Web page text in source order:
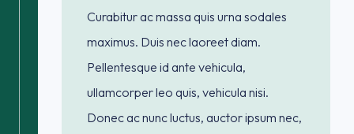
Curabitur ac massa quis urna sodales
maximus. Duis nec laoreet diam.
Pellentesque id ante vehicula,
ullamcorper leo quis, vehicula nisi.
Donec ac nunc luctus, auctor ipsum nec,